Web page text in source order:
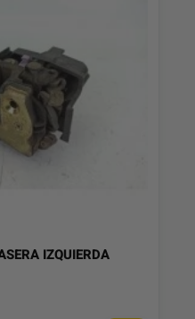
IZQUIERDA